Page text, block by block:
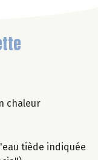
chaleur
tiède indiquée